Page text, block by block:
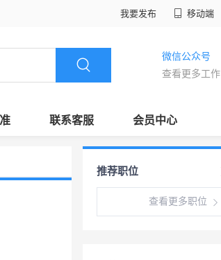
我要发布 移动端
微信公众号
查看更多工作
联系客服 会员中心
推荐职位
查看更多职位